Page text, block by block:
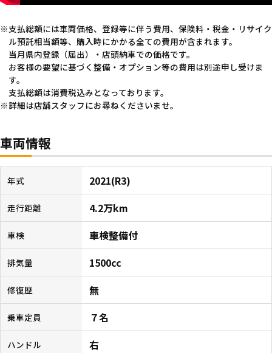
支払総額には車両価格、登録等に伴う費用、保険料・税金・リサイク
ル預託相当額等、購入時にかかる全ての費用が含まれます。
当月県内登録（届出）・店頭納車での価格です。
お客様の要望に基づく整備・オプション等の費用は別途申し受けま
す。
支払総額は消費税込みとなっております。
詳細は店舗スタッフにお尋ねくださいませ。
車両情報
年式 2021(R3)
走行距離 4.2万km
車検 車検整備付
排気量 1500cc
修復歴 無
乗車定員 ７名
ハンドル 右